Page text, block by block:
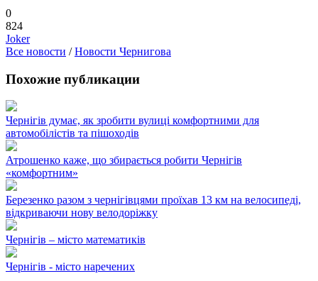
0
824
Joker
Все новости /Новости Чернигова
Похожие публикации
Чернігів думає, як зробити вулиці комфортними для
автомобілістів та пішоходів
Атрошенко каже, що збирається робити Чернігів
«комфортним»
Березенко разом з чернігівцями проїхав 13 км на велосипеді,
відкриваючи нову велодоріжку
Чернігів – місто математиків
Чернігів - місто наречених